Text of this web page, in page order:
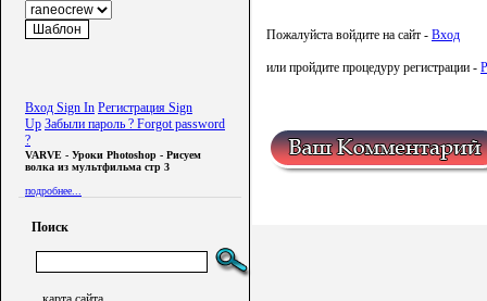
Вход Sign In Регистрация Sign
Up Забыли пароль ? Forgot password
?
VARVE - Уроки Photoshop - Рисуем
волка из мультфильма стр 3
подробнее...
Поиск
Пожалуйста войдите на сайт - Вход
или пройдите процедуру регистрации -